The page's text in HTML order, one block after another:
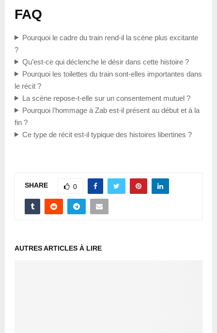
FAQ
Pourquoi le cadre du train rend-il la scène plus excitante
?
Qu’est-ce qui déclenche le désir dans cette histoire ?
Pourquoi les toilettes du train sont-elles importantes dans
le récit ?
La scène repose-t-elle sur un consentement mutuel ?
Pourquoi l’hommage à Zab est-il présent au début et à la
fin ?
Ce type de récit est-il typique des histoires libertines ?
SHARE 0
AUTRES ARTICLES À LIRE